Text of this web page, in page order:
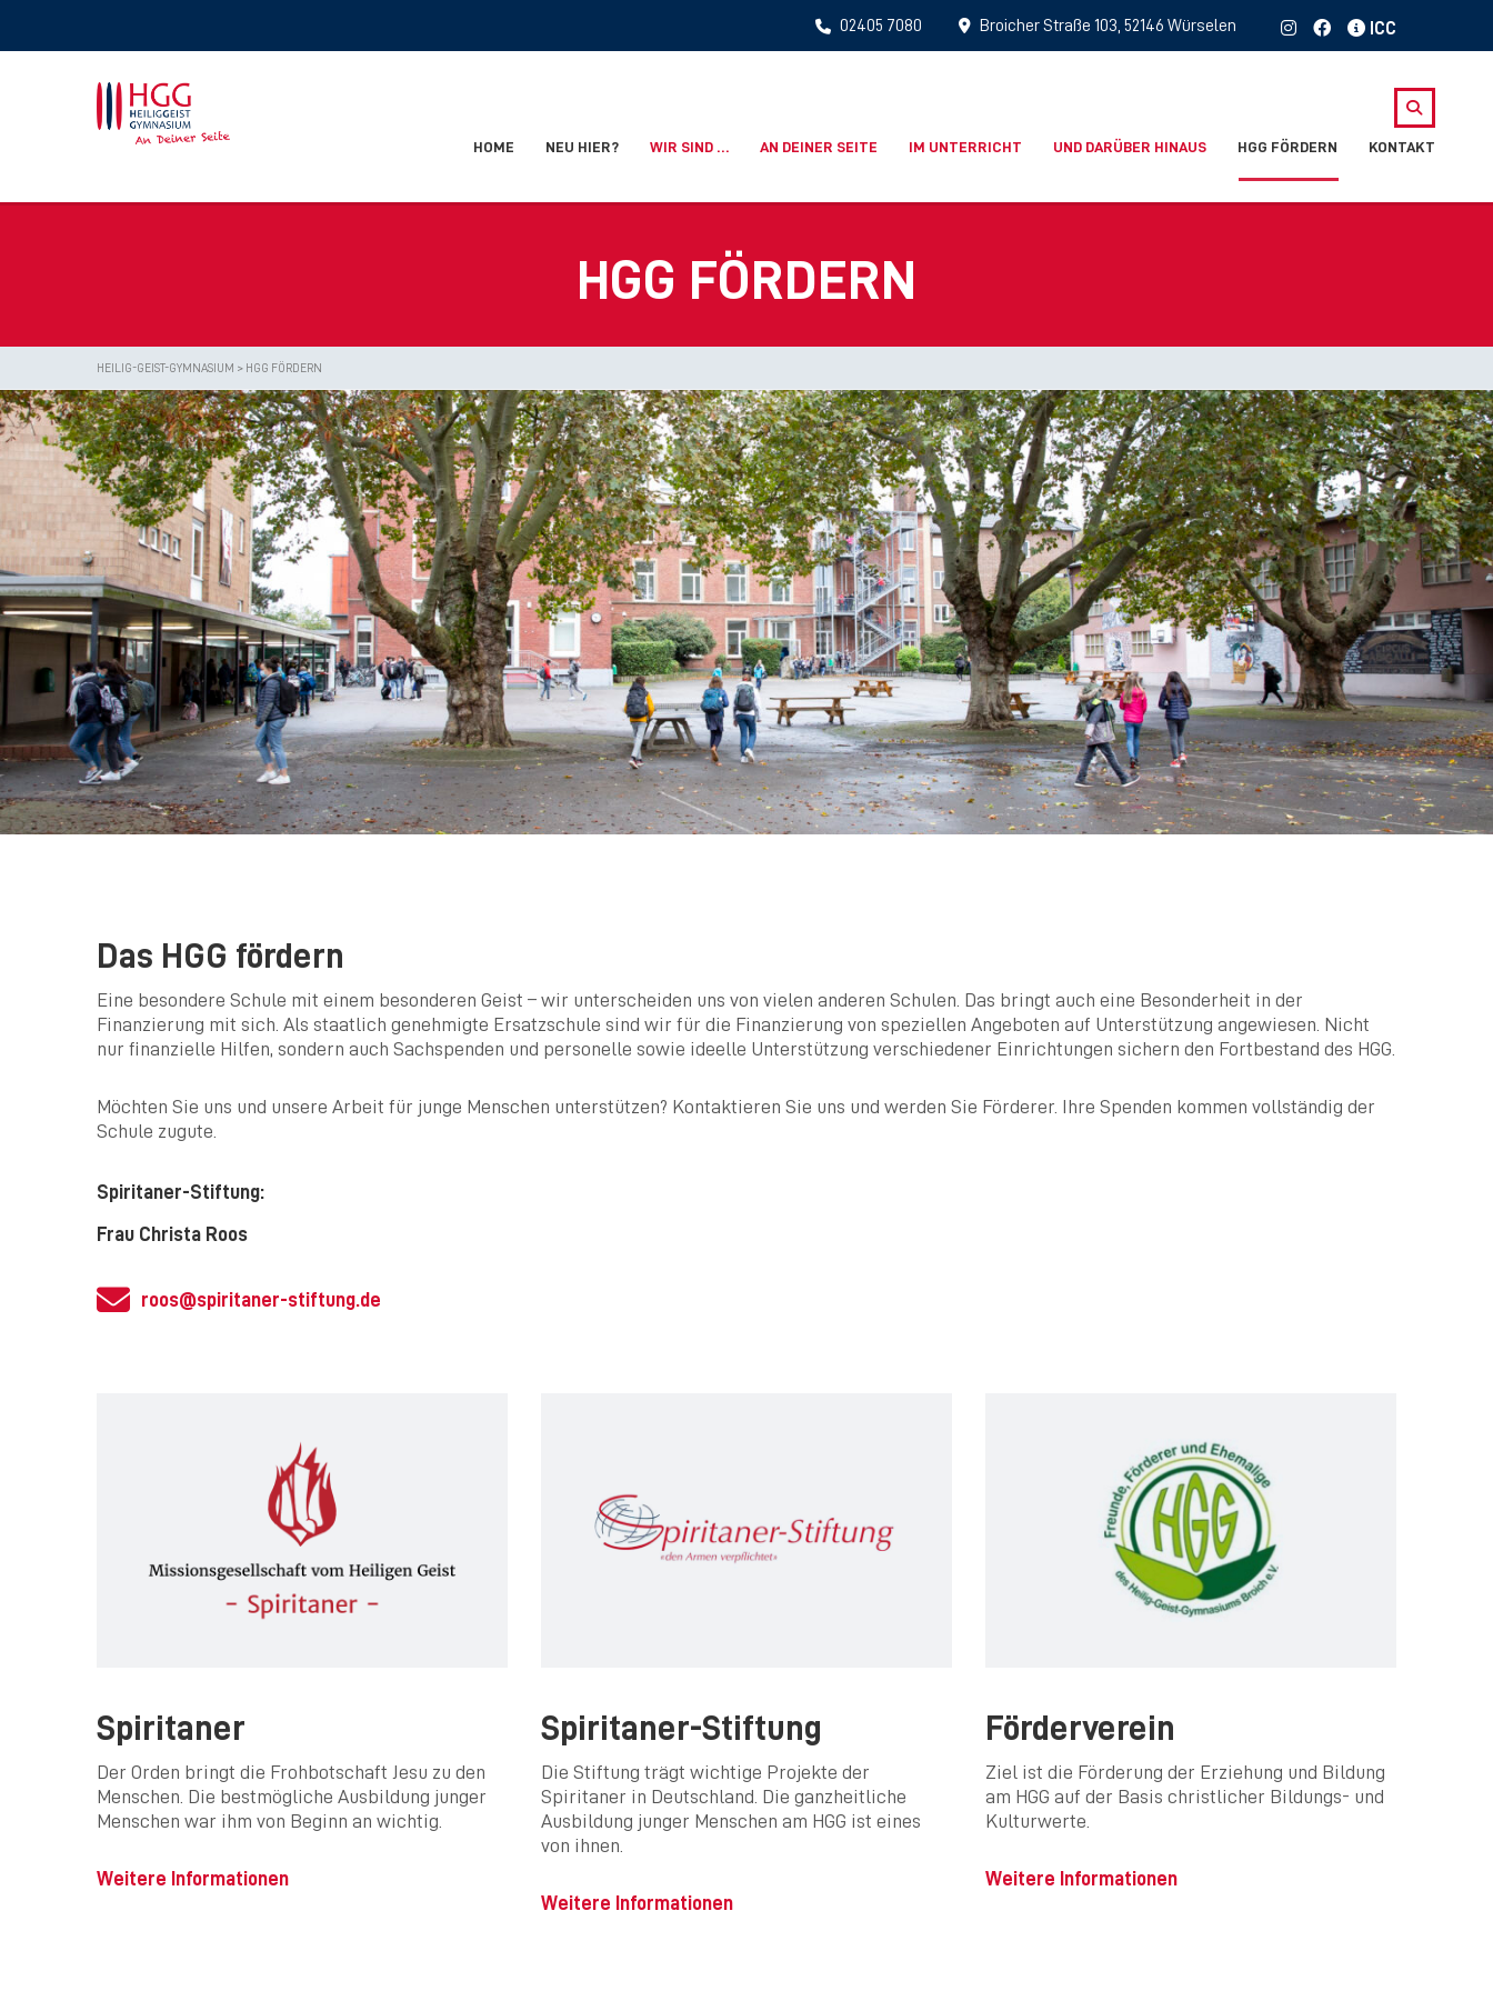
Broicher Straße 103, 52146 Würselen
02405 7080
HOME NEU HIER? WIR SIND … AN DEINER SEITE IM UNTERRICHT UND DARÜBER HINAUS HGG FÖRDERN KONTAKT
HGG FÖRDERN
HEILIG-GEIST-GYMNASIUM > HGG FÖRDERN
Das HGG fördern
Eine besondere Schule mit einem besonderen Geist – wir unterscheiden uns von vielen anderen Schulen. Das bringt auch eine Besonderheit in der
Finanzierung mit sich. Als staatlich genehmigte Ersatzschule sind wir für die Finanzierung von speziellen Angeboten auf Unterstützung angewiesen. Nicht
nur finanzielle Hilfen, sondern auch Sachspenden und personelle sowie ideelle Unterstützung verschiedener Einrichtungen sichern den Fortbestand des HGG.
Möchten Sie uns und unsere Arbeit für junge Menschen unterstützen? Kontaktieren Sie uns und werden Sie Förderer. Ihre Spenden kommen vollständig der
Schule zugute.
Spiritaner-Stiftung:
Frau Christa Roos
roos@spiritaner-stiftung.de
Spiritaner
Der Orden bringt die Frohbotschaft Jesu zu den
Menschen. Die bestmögliche Ausbildung junger
Menschen war ihm von Beginn an wichtig.
Weitere Informationen
Spiritaner-Stiftung
Die Stiftung trägt wichtige Projekte der
Spiritaner in Deutschland. Die ganzheitliche
Ausbildung junger Menschen am HGG ist eines
von ihnen.
Weitere Informationen
Förderverein
Ziel ist die Förderung der Erziehung und Bildung
am HGG auf der Basis christlicher Bildungs- und
Kulturwerte.
Weitere Informationen